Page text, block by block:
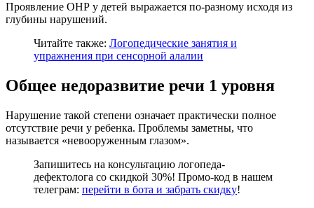
Проявление ОНР у детей выражается по-разному исходя из
глубины нарушений.
Читайте также: Логопедические занятия и
упражнения при сенсорной алалии
Общее недоразвитие речи 1 уровня
Нарушение такой степени означает практически полное
отсутствие речи у ребенка. Проблемы заметны, что
называется «невооруженным глазом».
Запишитесь на консультацию логопеда-
дефектолога со скидкой 30%! Промо-код в нашем
телеграм: перейти в бота и забрать скидку!